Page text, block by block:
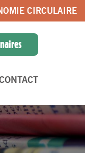
CIRCULAIRE